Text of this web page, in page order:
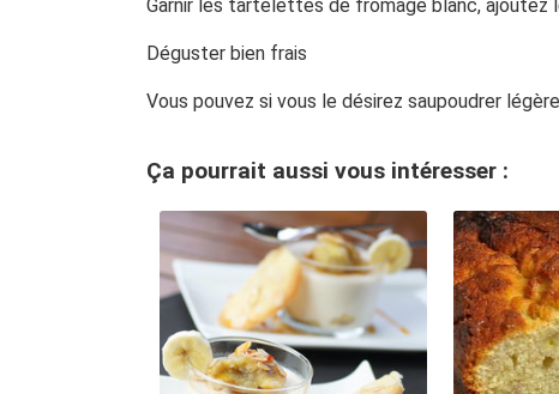
Garnir les tartelettes de fromage blanc, ajoutez
Déguster bien frais
Vous pouvez si vous le désirez saupoudrer
Ça pourrait aussi vous intéresser :